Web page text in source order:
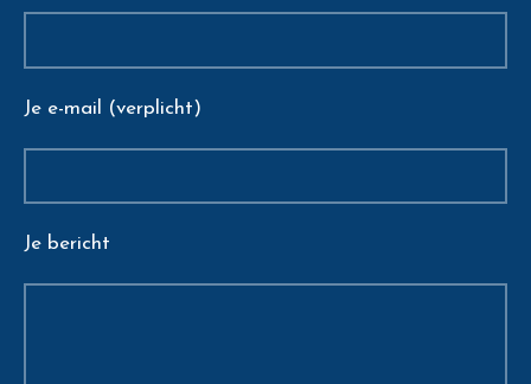
Je e-mail (verplicht)
Je bericht